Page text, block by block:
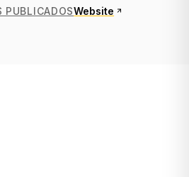
PUBLICADOSWebsite